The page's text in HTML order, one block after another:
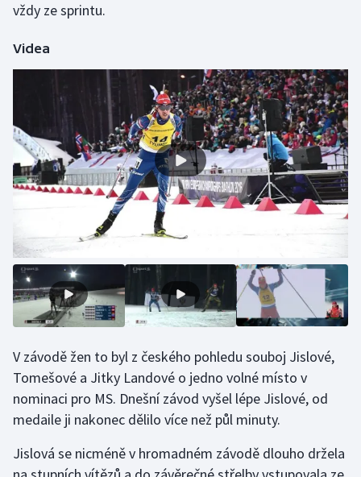
Motorsport
Olympijské hry
Parasport
Plážový volejbal
Ragby
Rychlostní kanoistika
Short track
Sportovní střelba
vždy ze sprintu.
Videa
V závodě žen to byl z českého pohledu souboj Jislové,
Tomešové a Jitky Landové o jedno volné místo v
nominaci pro MS. Dnešní závod vyšel lépe Jislové, od
medaile ji nakonec dělilo více než půl minuty.
Jislová se nicméně v hromadném závodě dlouho držela